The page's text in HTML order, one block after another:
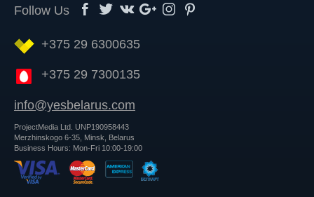
Follow Us
+375 29 6300635
+375 29 7300135
info@yesbelarus.com
ProjectMedia Ltd. UNP190958443
Merzhinskogo 6-35, Minsk, Belarus
Business Hours: Mon-Fri 10:00-19:00